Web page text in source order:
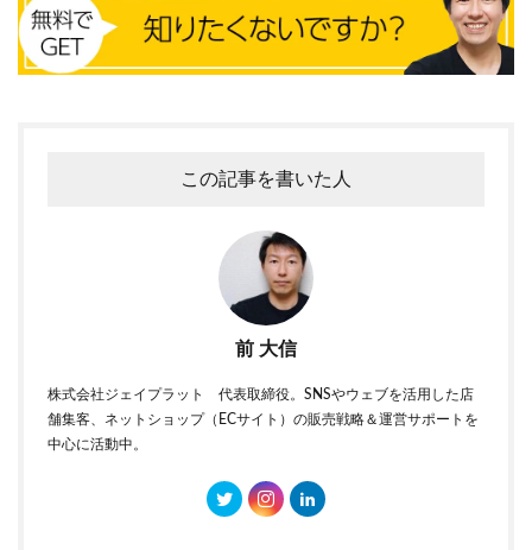
この記事を書いた人
前 大信
株式会社ジェイプラット 代表取締役。SNSやウェブを活用した店
舗集客、ネットショップ（ECサイト）の販売戦略＆運営サポートを
中心に活動中。